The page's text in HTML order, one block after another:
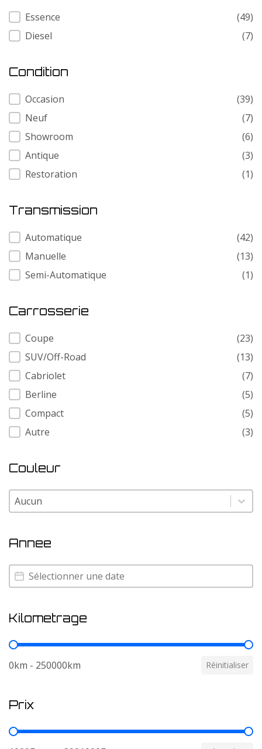
Carburant
Essence
(49)
Diesel
(7)
Condition
Condition
Occasion
(39)
Neuf
(7)
Showroom
(6)
Antique
(3)
Restoration
(1)
Transmission
Transmission
Automatique
(42)
Manuelle
(13)
Semi-Automatique
(1)
Carrosserie
Carrosserie
Coupe
(23)
SUV/Off-Road
(13)
Cabriolet
(7)
Berline
(5)
Compact
(5)
Autre
(3)
Couleur
Couleur
Couleur
Annee
Annee
Annee
Kilometrage
Kilometrage
0km - 250000km Réinitialiser
Prix
Prix